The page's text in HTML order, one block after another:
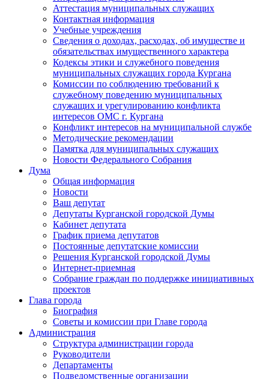
Аттестация муниципальных служащих
Контактная информация
Учебные учреждения
Сведения о доходах, расходах, об имуществе и
обязательствах имущественного характера
Кодексы этики и служебного поведения
муниципальных служащих города Кургана
Комиссии по соблюдению требований к
служебному поведению муниципальных
служащих и урегулированию конфликта
интересов ОМС г. Кургана
Конфликт интересов на муниципальной службе
Методические рекомендации
Памятка для муниципальных служащих
Новости Федерального Cобрания
Дума
Общая информация
Новости
Ваш депутат
Депутаты Курганской городской Думы
Кабинет депутата
График приема депутатов
Постоянные депутатские комиссии
Решения Курганской городской Думы
Интернет-приемная
Собрание граждан по поддержке инициативных
проектов
Глава города
Биография
Советы и комиссии при Главе города
Администрация
Структура администрации города
Руководители
Департаменты
Подведомственные организации